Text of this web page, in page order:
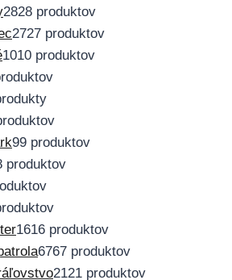
2828 produktov
2727 produktov
1010 produktov
99 produktov
produktov
1616 produktov
6767 produktov
2121 produktov